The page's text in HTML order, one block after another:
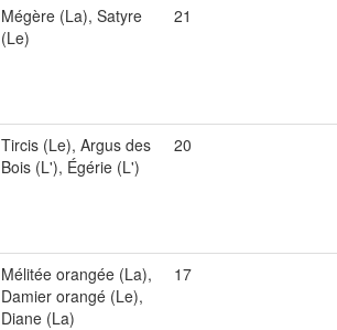
Mégère (La), Satyre
(Le)
21
Tircis (Le), Argus des
Bois (L'), Égérie (L')
20
Mélitée orangée (La),
Damier orangé (Le),
Diane (La)
17